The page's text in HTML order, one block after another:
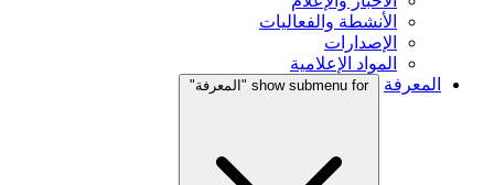
الأنشطة والفعاليات
الإصدارات
المواد الإعلامية
المعرفة
show submenu for "المعرفة"